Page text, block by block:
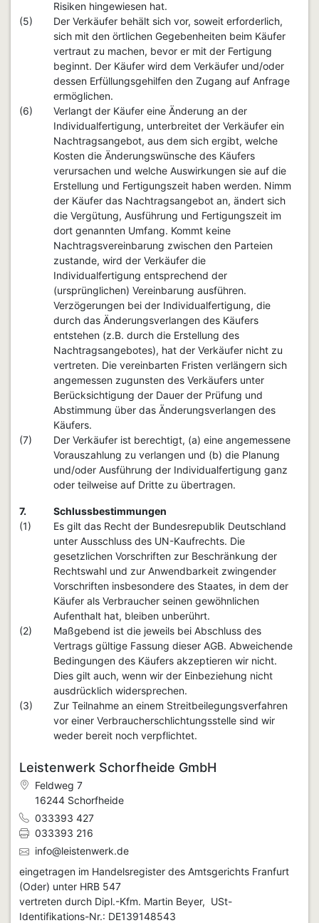
Risiken hingewiesen hat.
(5)
Der Verkäufer behält sich vor, soweit erforderlich,
sich mit den örtlichen Gegebenheiten beim Käufer
vertraut zu machen, bevor er mit der Fertigung
beginnt. Der Käufer wird dem Verkäufer und/oder
dessen Erfüllungsgehilfen den Zugang auf Anfrage
ermöglichen.
(6)
Verlangt der Käufer eine Änderung an der
Individualfertigung, unterbreitet der Verkäufer ein
Nachtragsangebot, aus dem sich ergibt, welche
Kosten die Änderungswünsche des Käufers
verursachen und welche Auswirkungen sie auf die
Erstellung und Fertigungszeit haben werden. Nimm
der Käufer das Nachtragsangebot an, ändert sich
die Vergütung, Ausführung und Fertigungszeit im
dort genannten Umfang. Kommt keine
Nachtragsvereinbarung zwischen den Parteien
zustande, wird der Verkäufer die
Individualfertigung entsprechend der
(ursprünglichen) Vereinbarung ausführen.
Verzögerungen bei der Individualfertigung, die
durch das Änderungsverlangen des Käufers
entstehen (z.B. durch die Erstellung des
Nachtragsangebotes), hat der Verkäufer nicht zu
vertreten. Die vereinbarten Fristen verlängern sich
angemessen zugunsten des Verkäufers unter
Berücksichtigung der Dauer der Prüfung und
Abstimmung über das Änderungsverlangen des
Käufers.
(7)
Der Verkäufer ist berechtigt, (a) eine angemessene
Vorauszahlung zu verlangen und (b) die Planung
und/oder Ausführung der Individualfertigung ganz
oder teilweise auf Dritte zu übertragen.
7.
Schlussbestimmungen
(1)
Es gilt das Recht der Bundesrepublik Deutschland
unter Ausschluss des UN-Kaufrechts. Die
gesetzlichen Vorschriften zur Beschränkung der
Rechtswahl und zur Anwendbarkeit zwingender
Vorschriften insbesondere des Staates, in dem der
Käufer als Verbraucher seinen gewöhnlichen
Aufenthalt hat, bleiben unberührt.
(2)
Maßgebend ist die jeweils bei Abschluss des
Vertrags gültige Fassung dieser AGB. Abweichende
Bedingungen des Käufers akzeptieren wir nicht.
Dies gilt auch, wenn wir der Einbeziehung nicht
ausdrücklich widersprechen.
(3)
Zur Teilnahme an einem Streitbeilegungsverfahren
vor einer Verbraucherschlichtungsstelle sind wir
weder bereit noch verpflichtet.
Leistenwerk Schorfheide GmbH
Feldweg 7
16244 Schorfheide
033393 427
033393 216
info@leistenwerk.de
eingetragen im Handelsregister des Amtsgerichts Franfurt
(Oder) unter HRB 547
vertreten durch Dipl.-Kfm. Martin Beyer, USt-
Identifikations-Nr.: DE139148543